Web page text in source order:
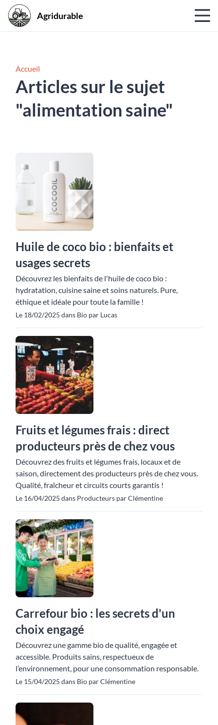
Agridurable
Accueil
Articles sur le sujet
"alimentation saine"
Huile de coco bio : bienfaits et
usages secrets
Découvrez les bienfaits de l'huile de coco bio :
hydratation, cuisine saine et soins naturels. Pure,
éthique et idéale pour toute la famille !
Le 18/02/2025 dans Bio par Lucas
Fruits et légumes frais : direct
producteurs près de chez vous
Découvrez des fruits et légumes frais, locaux et de
saison, directement des producteurs près de chez vous.
Qualité, fraîcheur et circuits courts garantis !
Le 16/04/2025 dans Producteurs par Clémentine
Carrefour bio : les secrets d'un
choix engagé
Découvrez une gamme bio de qualité, engagée et
accessible. Produits sains, respectueux de
l’environnement, pour une consommation responsable.
Le 15/04/2025 dans Bio par Clémentine